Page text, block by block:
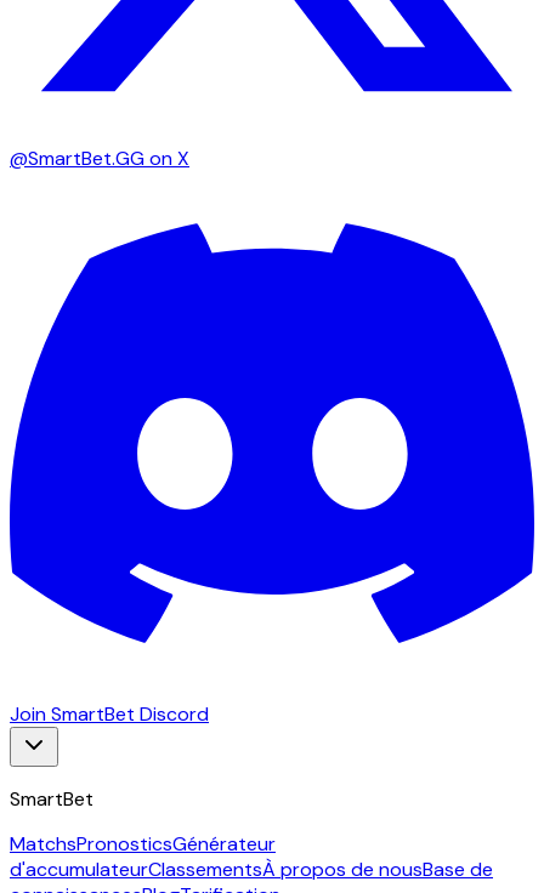
@SmartBet.GG on X
Join SmartBet Discord
SmartBet
MatchsPronosticsGénérateur
d'accumulateurClassementsÀ propos de nousBase de